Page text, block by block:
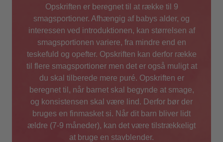
Opskriften er beregnet til at række til 9
smagsportioner. Afhængig af babys alder, og
interessen ved introduktionen, kan størrelsen af
smagsportionen variere, fra mindre end en
teskefuld og opefter. Opskriften kan derfor række
til flere smagsportioner men det er også muligt at
du skal tilberede mere puré. Opskriften er
beregnet til, når barnet skal begynde at smage,
og konsistensen skal være lind. Derfor bør der
bruges en finmasket si. Når dit barn bliver lidt
ældre (7-9 måneder), kan det være tilstrækkeligt
at bruge en stavblender.